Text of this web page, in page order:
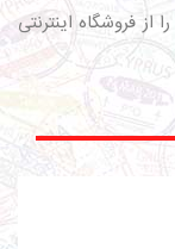
را از فروشگاه اینترنتی